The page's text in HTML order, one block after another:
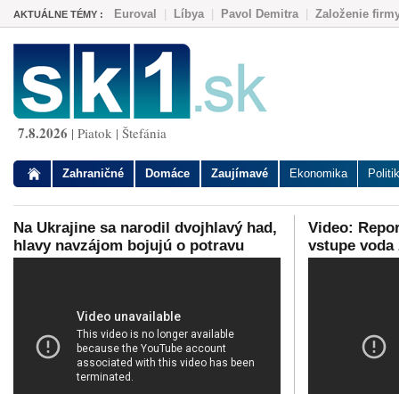
AKTUÁLNE TÉMY : Euroval Líbya| Pavol Demitra| Založenie
7.8.2026 | Piatok | Štefánia
Zahraničné Domáce Zaujímavé Ekonomika
Na Ukrajine sa narodil dvojhlavý had,
hlavy navzájom bojujú o potravu
Video:
vstupe